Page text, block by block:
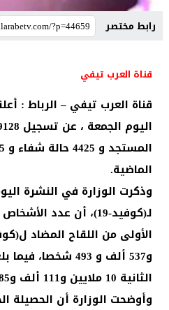
رابط مختصر
قناة العرب تيفي
قناة العرب تيفي – الرباط :
الماضية.
وذكرت الوزارة في النشرة
لـ(كوفيد-19)، أن عدد
و537 ألف و 493
الثانية 10 ملايين و111 ألف و985 شخصا.
وأوضحت الوزارة أن الحصيلة